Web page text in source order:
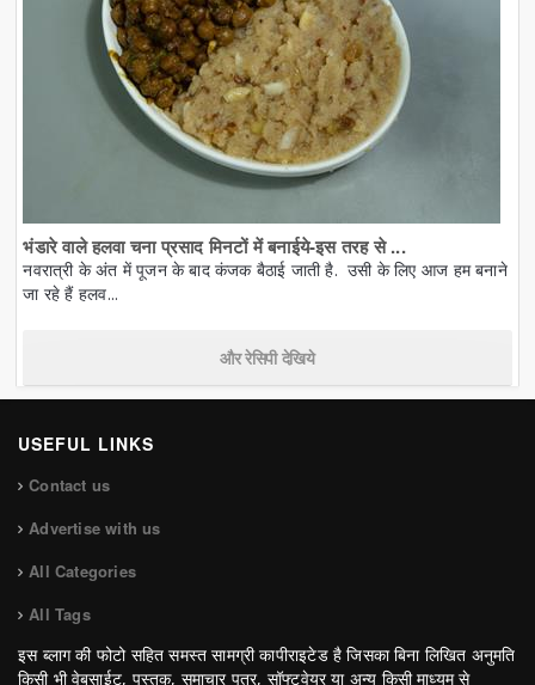
भंडारे वाले हलवा चना प्रसाद मिनटों में बनाईये-इस तरह से ...
नवरात्री के अंत में पूजन के बाद कंजक बैठाई जाती है. उसी के लिए आज हम बनाने
जा रहे हैं हलव...
और रेसिपी देखिये
USEFUL LINKS
Contact us
Advertise with us
All Categories
All Tags
इस ब्लाग की फोटो सहित समस्त सामग्री कापीराइटेड है जिसका बिना लिखित अनुमति
किसी भी वेबसाईट, पुस्तक, समाचार पत्र, सॉफ्टवेयर या अन्य किसी माध्यम से